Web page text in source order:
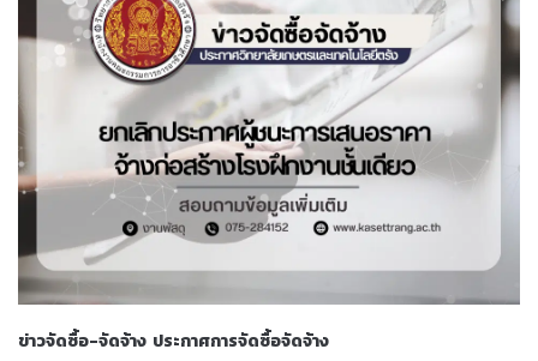
ข่าวจัดซื้อ-จัดจ้าง ประกาศการจัดซื้อจัดจ้าง